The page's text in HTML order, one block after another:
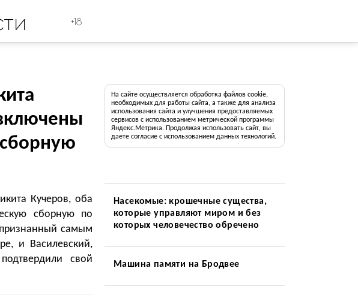
+18
Кучеров, оба
сборную по
признанный самым
и Василевский,
свой
На сайте осуществляется обработка файлов cookie,
необходимых для работы сайта, а также для анализа
использования сайта и улучшения предоставляемых
сервисов с использованием метрической программы
Яндекс.Метрика. Продолжая использовать сайт, вы
даете согласие с использованием данных технологий.
Насекомые: крошечные существа,
которые управляют миром и без
которых человечество обречено
Машина памяти на Бродвее